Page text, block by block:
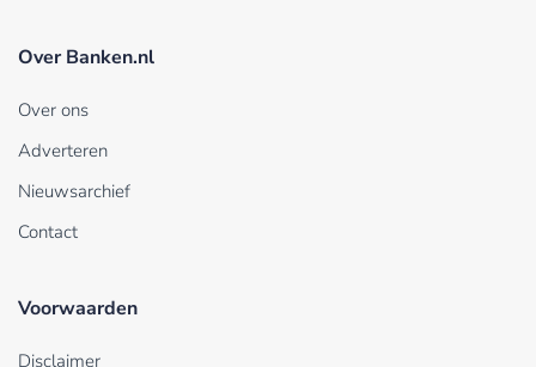
Over Banken.nl
Over ons
Adverteren
Nieuwsarchief
Contact
Voorwaarden
Disclaimer